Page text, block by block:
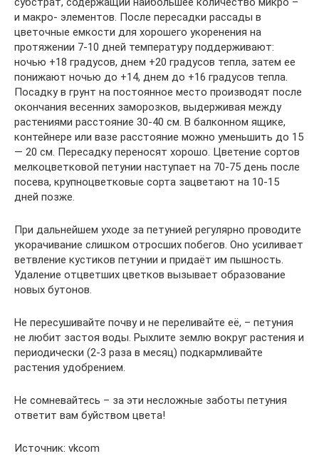
и макро- элементов. После пересадки рассады в
цветочные емкости для хорошего укоренения на
протяжении 7-10 дней температуру поддерживают:
ночью +18 градусов, днем +20 градусов тепла, затем ее
понижают ночью до +14, днем до +16 градусов тепла.
Посадку в грунт на постоянное место производят после
окончания весенних заморозков, выдерживая между
растениями расстояние 30-40 см. В балконном ящике,
контейнере или вазе расстояние можно уменьшить до 15
— 20 см. Пересадку переносят хорошо. Цветение сортов
мелкоцветковой петунии наступает на 70-75 день после
посева, крупноцветковые сорта зацветают на 10-15
дней позже.
При дальнейшем уходе за петунией регулярно проводите
укорачивание слишком отросших побегов. Оно усиливает
ветвление кустиков петунии и придаёт им пышность.
Удаление отцветших цветков вызывает образование
новых бутонов.
Не пересушивайте почву и не переливайте её, – петуния
не любит застоя воды. Рыхлите землю вокруг растения и
периодически (2-3 раза в месяц) подкармливайте
растения удобрением.
Не сомневайтесь – за эти несложные заботы петуния
ответит вам буйством цвета!
Источник: vkcom